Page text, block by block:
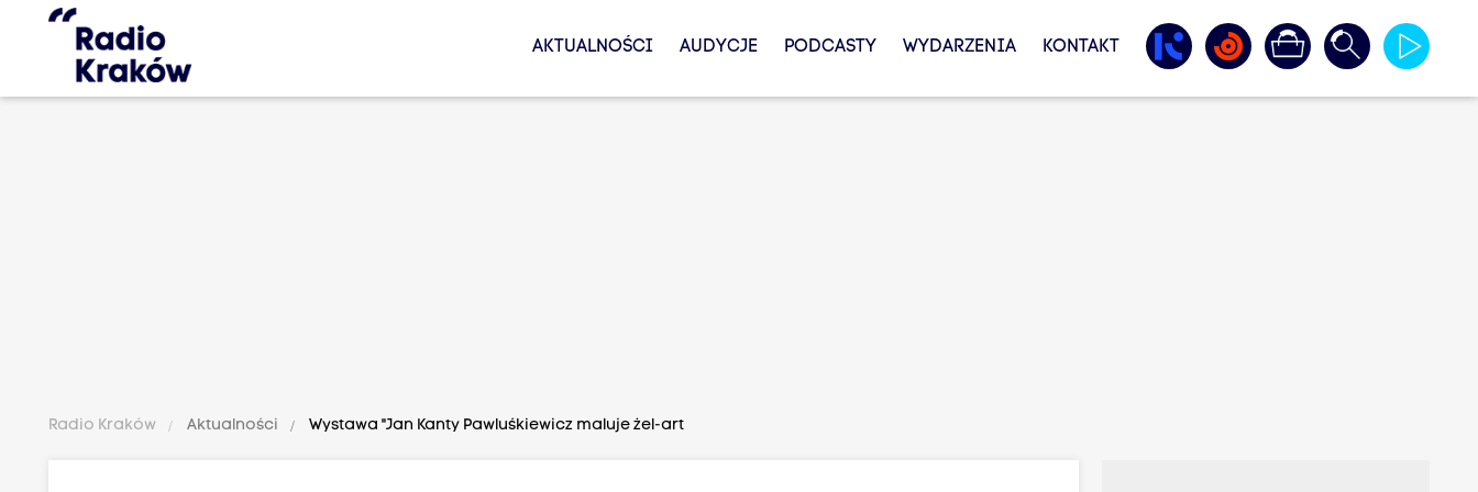
AKTUALNOŚCI AUDYCJE PODCASTY WYDARZENIA KONTAKT
Radio Kraków Aktualności Wystawa "Jan Kanty Pawluśkiewicz maluje żel-art